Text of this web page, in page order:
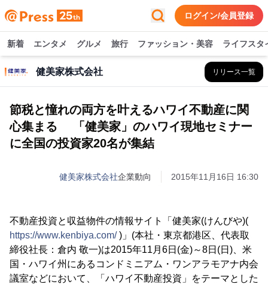
ログイン/会員登録
新着 エンタメ グルメ 旅行 ファッション・美容 ライフスタ
健美家株式会社 リリース一覧
節税と憧れの両方を叶えるハワイ不動産に関
心集まる 「健美家」のハワイ現地セミナー
に全国の投資家20名が集結
健美家株式会社企業動向 2015年11月16日 16:30
不動産投資と収益物件の情報サイト「健美家(けんびや)(
https://www.kenbiya.com/)」(本社・東京都港区、代表取
締役社長：倉内 敬一)は2015年11月6日(金)～8日(日)、米
国・ハワイ州にあるコンドミニアム・ワンアラモアナ内会
議室などにおいて、「ハワイ不動産投資」をテーマとした